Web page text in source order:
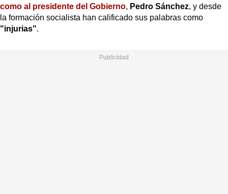
como al presidente del Gobierno, Pedro Sánchez, y desde
la formación socialista han calificado sus palabras como
"injurias".